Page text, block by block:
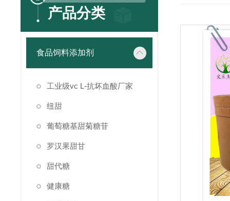
产品分类
食品饲料添加剂
工业级vc L-抗坏血酸厂家
纽甜
葡萄糖基甜菊糖苷
罗汉果甜甘
甜代糖
健康糖